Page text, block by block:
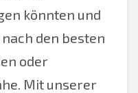
könnten und
den besten
oder
Mit unserer